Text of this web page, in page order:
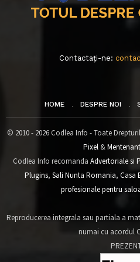
Contactați-ne:
HOME DESPRE NOI
© 2010 - 2026 Codlea Info - Toate
Pixel&
Codlea Info recomanda Advertoriale si
Plugins, Sali Nunta Romania, Casa
profesionale pentru
Reproducerea integrala sau partiala a
numai cu acordul